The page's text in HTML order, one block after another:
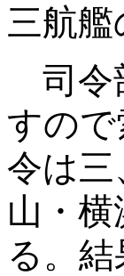
三航
司令
すの
令は
山・
る。